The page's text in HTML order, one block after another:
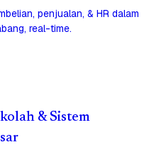
penjualan, & HR dalam
real-time.
& Sistem